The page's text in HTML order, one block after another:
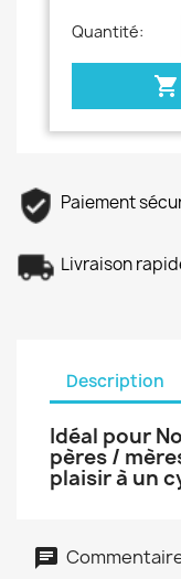
Quantité:

Paiement
Livraison
Description
Idéal pour
pères /
plaisir à un